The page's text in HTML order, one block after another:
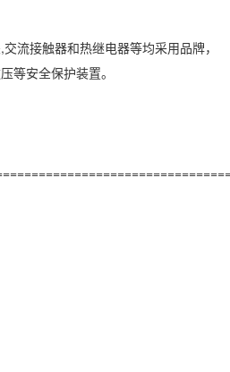
流接触器和热继电器等均采用品牌，
等安全保护装置。